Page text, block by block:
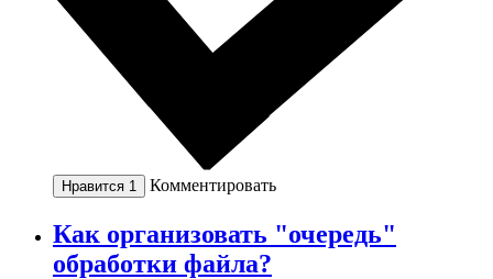
Нравится 1 Комментировать
Как организовать "очередь"
обработки файла?